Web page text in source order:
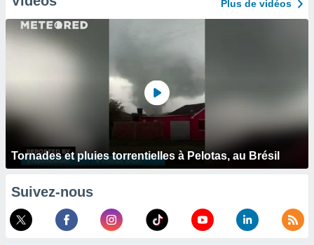
Plus de vidéos
Tornades et pluies torrentielles à Pelotas, au Brésil
Suivez-nous